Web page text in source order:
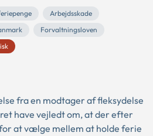
Arbejdsskade
Forvaltningsloven
fra en modtager af fleksydelse
have vejledt om, at der efter
at vælge mellem at holde ferie